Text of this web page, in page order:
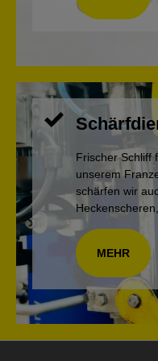
Frischer Schliff
unserem
schärfen wir
MEHR